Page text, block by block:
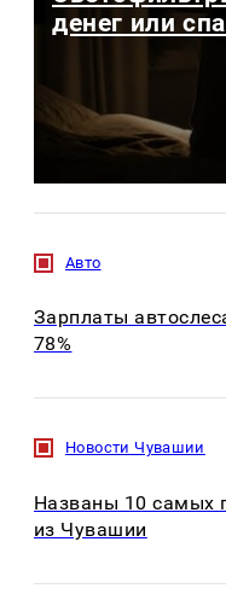
денег или
Авто
Зарплаты
78%
Новости Чувашии
Названы 10 самых
из Чувашии